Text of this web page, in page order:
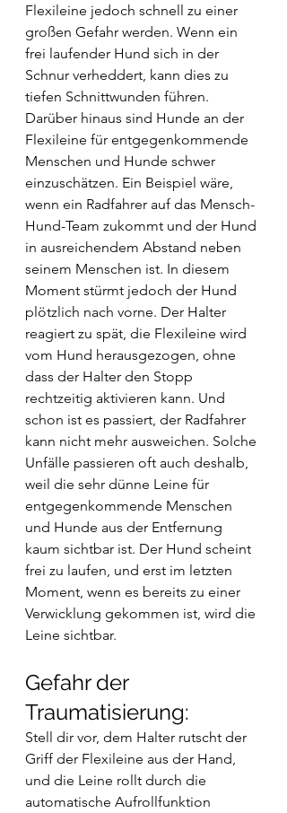
Flexileine jedoch schnell zu einer
großen Gefahr werden. Wenn ein
frei laufender Hund sich in der
Schnur verheddert, kann dies zu
tiefen Schnittwunden führen.
Darüber hinaus sind Hunde an der
Flexileine für entgegenkommende
Menschen und Hunde schwer
einzuschätzen. Ein Beispiel wäre,
wenn ein Radfahrer auf das Mensch-
Hund-Team zukommt und der Hund
in ausreichendem Abstand neben
seinem Menschen ist. In diesem
Moment stürmt jedoch der Hund
plötzlich nach vorne. Der Halter
reagiert zu spät, die Flexileine wird
vom Hund herausgezogen, ohne
dass der Halter den Stopp
rechtzeitig aktivieren kann. Und
schon ist es passiert, der Radfahrer
kann nicht mehr ausweichen. Solche
Unfälle passieren oft auch deshalb,
weil die sehr dünne Leine für
entgegenkommende Menschen
und Hunde aus der Entfernung
kaum sichtbar ist. Der Hund scheint
frei zu laufen, und erst im letzten
Moment, wenn es bereits zu einer
Verwicklung gekommen ist, wird die
Leine sichtbar.
Gefahr der
Traumatisierung:
Stell dir vor, dem Halter rutscht der
Griff der Flexileine aus der Hand,
und die Leine rollt durch die
automatische Aufrollfunktion